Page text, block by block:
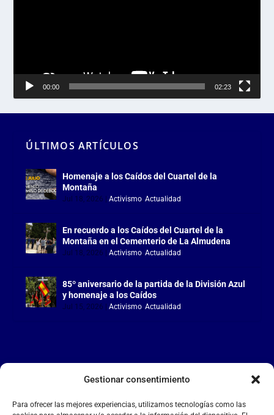
Gestionar consentimiento
Para ofrecer las mejores experiencias, utilizamos tecnologías como las
00:00 02:23
ÚLTIMOS ARTÍCULOS
Homenaje a los Caídos del Cuartel de la
Montaña
Jul 18, 2026 |Activismo,Actualidad
En recuerdo a los Caídos del Cuartel de la
Montaña en el Cementerio de La Almudena
Jul 18, 2026 |Activismo,Actualidad
85º aniversario de la partida de la División Azul
y homenaje a los Caídos
Jul 15, 2026 |Activismo,Actualidad
LA FALANGE
Reproductor